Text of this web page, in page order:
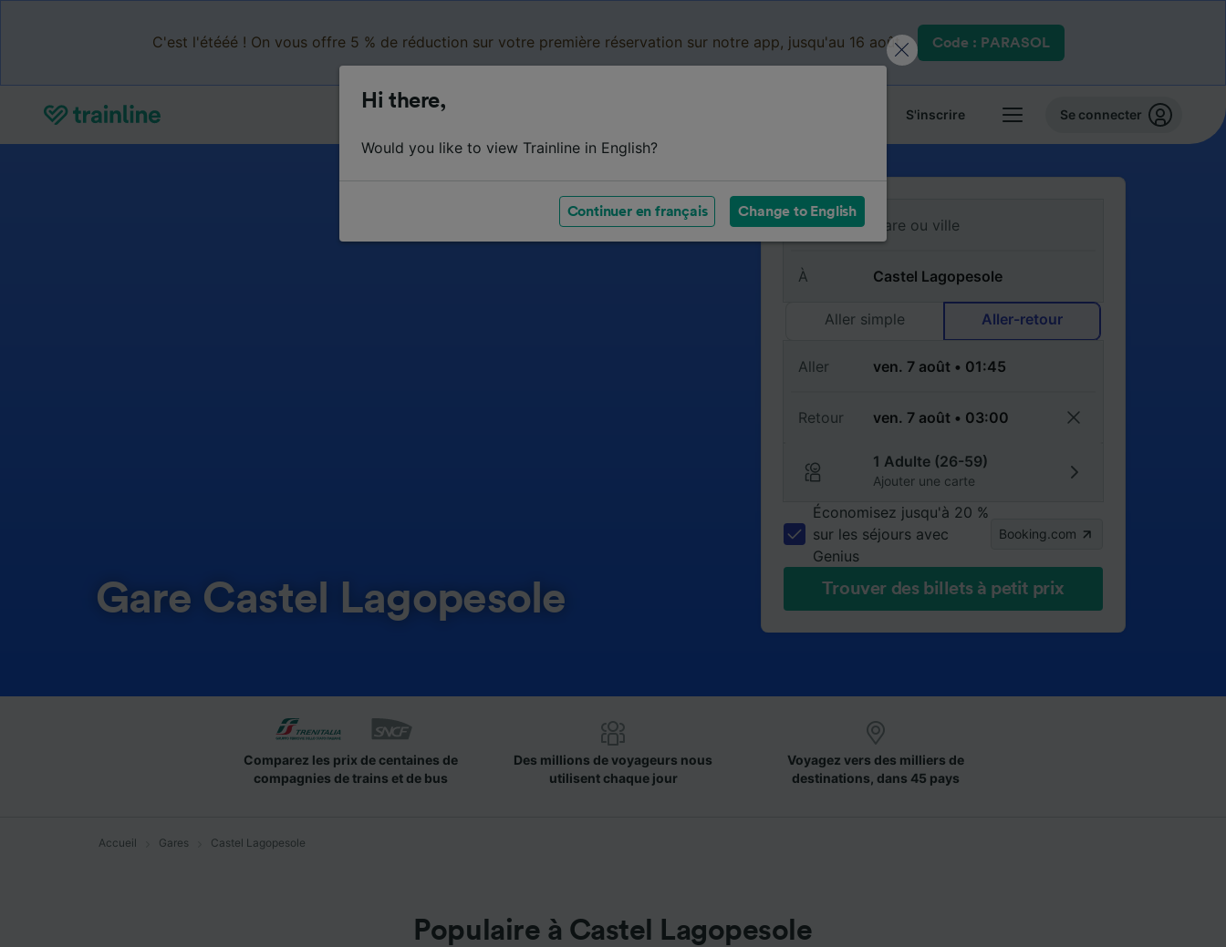
C'est l'étééé ! On vous offre 5 % de réduction sur votre première réservation sur notre app, jusqu'au 16 août. Code : PARASOL
S'inscrire Se connecter
Gare Castel Lagopesole
De
À
Aller simple Aller-retour
Aller
Retour
1 Adulte (26-59)
Ajouter une carte
Économisez jusqu'à 20 %
sur les séjours avec
Genius
Booking.com
Trouver des billets à petit prix
Comparez les prix de centaines de
compagnies de trains et de bus
Des millions de voyageurs nous
utilisent chaque jour
Voyagez vers des milliers de
destinations, dans 45 pays
Accueil Gares Castel Lagopesole
Populaire à Castel Lagopesole
Hi there,
Would you like to view Trainline in English?
Continuer en français Change to English